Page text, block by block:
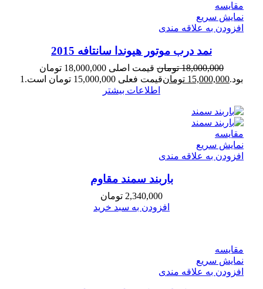
مقايسه
نمایش سریع
افزودن به علاقه مندی
نمد درب موتور هیوندا سانتافه 2015
18,000,000 تومان
قیمت اصلی 18,000,000 تومان
بود.15,000,000 تومانقیمت فعلی 15,000,000 تومان است.
1
اطلاعات بیشتر
مقايسه
نمایش سریع
افزودن به علاقه مندی
باربند سمند مقاوم
2,340,000 تومان
افزودن به سبد خرید
مقايسه
نمایش سریع
افزودن به علاقه مندی